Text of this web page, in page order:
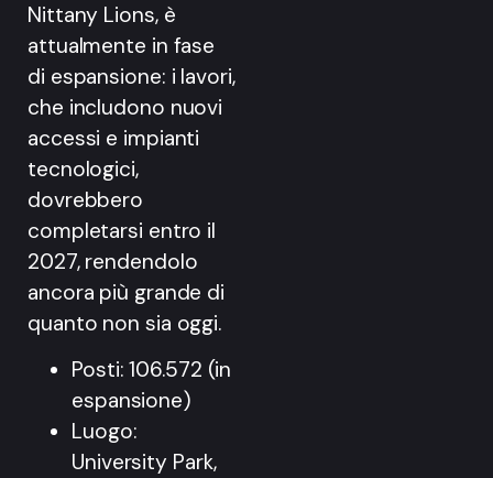
Nittany Lions, è
attualmente in fase
di espansione: i lavori,
che includono nuovi
accessi e impianti
tecnologici,
dovrebbero
completarsi entro il
2027, rendendolo
ancora più grande di
quanto non sia oggi.
Posti: 106.572 (in
espansione)
Luogo:
University Park,